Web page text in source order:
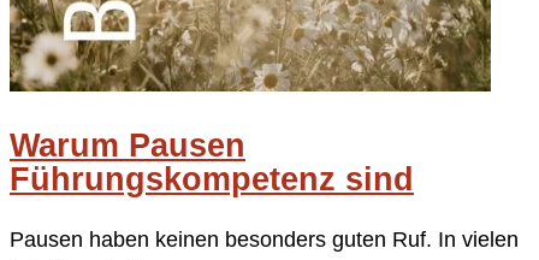
Warum Pausen
Führungskompetenz sind
Pausen haben keinen besonders guten Ruf. In vielen